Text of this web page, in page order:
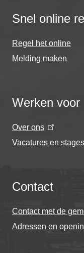
Snel online
Regel het online
Melding maken
Werken voor
Over ons
Vacatures en stages
Contact
Contact met de
Adressen en